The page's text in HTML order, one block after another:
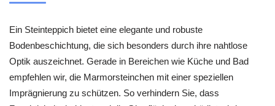
Ein Steinteppich bietet eine elegante und robuste
Bodenbeschichtung, die sich besonders durch ihre nahtlose
Optik auszeichnet. Gerade in Bereichen wie Küche und Bad
empfehlen wir, die Marmorsteinchen mit einer speziellen
Imprägnierung zu schützen. So verhindern Sie, dass